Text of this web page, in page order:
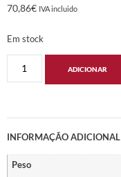
70,86€ IVA incluido
Em stock
ADICIONAR
INFORMAÇÃO ADICIONAL
Peso